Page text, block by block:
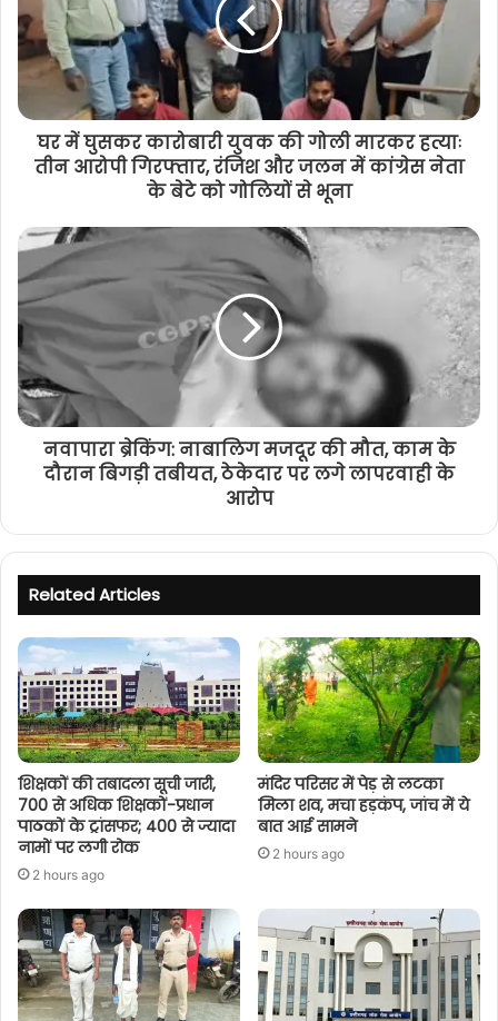
घर में घुसकर कारोबारी युवक की गोली मारकर हत्याः
तीन आरोपी गिरफ्तार, रंजिश और जलन में कांग्रेस नेता
के बेटे को गोलियों से भूना
नवापारा ब्रेकिंग: नाबालिग मजदूर की मौत, काम के
दौरान बिगड़ी तबीयत, ठेकेदार पर लगे लापरवाही के
आरोप
Related Articles
शिक्षकों की तबादला सूची जारी,
700 से अधिक शिक्षकों-प्रधान
पाठकों के ट्रांसफर; 400 से ज्यादा
नामों पर लगी रोक
2 hours ago
मंदिर परिसर में पेड़ से लटका
मिला शव, मचा हड़कंप, जांच में ये
बात आई सामने
2 hours ago